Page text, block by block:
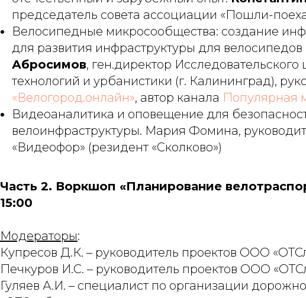
председатель совета ассоциации «Пошли-
Велосипедные микросообщества: создание
для развития инфраструктуры для
Абросимов, ген.директор Исследовательского
технологий и урбанистики (г. Калининград),
«Велогород.онлайн», автор канала Популярная
Видеоаналитика и оповещение для
велоинфраструктуры. Мария Фомина,
«Видеофор» (резидент «Сколково»)
Часть 2. Воркшоп «Планирование
15:00
Модераторы:
Купресов Д.К. – руководитель проектов ООО
Печкуров И.С. – руководитель проектов ООО
Гуляев А.И. – специалист по организации